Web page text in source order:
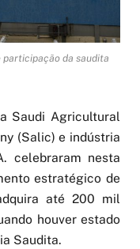
participação da saudita
Saudi Agricultural
(Salic) e indústria
celebraram nesta
estratégico de
até 200 mil
houver estado
Saudita.